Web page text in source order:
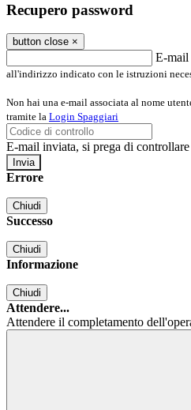
Recupero password
button close ×
E-mail
all'indirizzo indicato con le istruzioni
Non hai una e-mail associata al nome
tramite la Login Spaggiari
E-mail inviata, si prega di
Errore
Chiudi
Successo
Chiudi
Informazione
Chiudi
Attendere...
Attendere il completamento